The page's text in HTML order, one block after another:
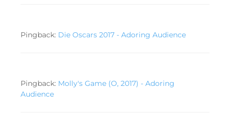
Pingback: Die Oscars 2017 - Adoring Audience
Pingback: Molly's Game (O, 2017) - Adoring
Audience